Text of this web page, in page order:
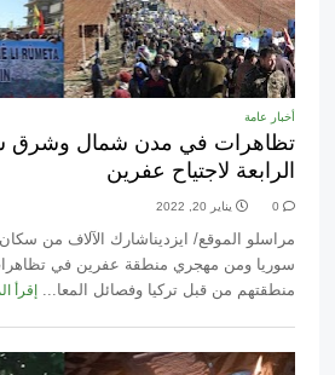
أخبار عامة
تظاهرات في مدن شمال وشرق
الرابعة لاجتياح عفرين
0 يناير 20, 2022
مراسلو الموقع/ ايزديناشارك الآلاف من
سوريا ومن مهجري منطقة عفرين في
منطقتهم من قبل تركيا وفصائل المعا...
إقرأ